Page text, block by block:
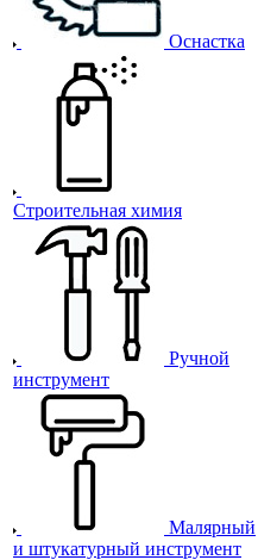
Оснастка
Строительная химия
Ручной
инструмент
Малярный
и штукатурный инструмент